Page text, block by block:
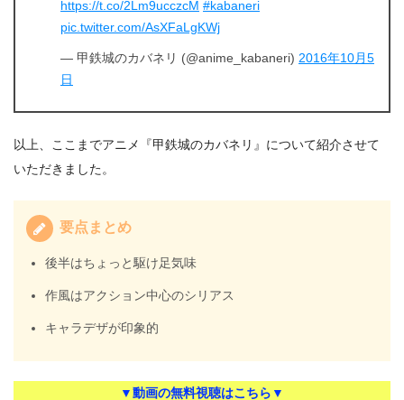
https://t.co/2Lm9ucczcM #kabaneri
pic.twitter.com/AsXFaLgKWj
— 甲鉄城のカバネリ (@anime_kabaneri) 2016年10月5
日
以上、ここまでアニメ『甲鉄城のカバネリ』について紹介させて
いただきました。
要点まとめ
後半はちょっと駆け足気味
作風はアクション中心のシリアス
キャラデザが印象的
▼動画の無料視聴はこちら▼